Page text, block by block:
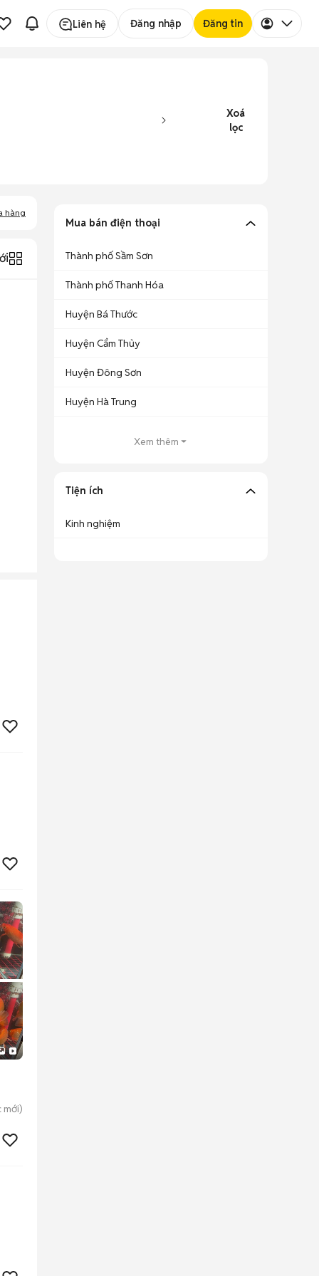
Liên hệ Đăng nhập Đăng tin
Xoá
lọc
hàng
mới)
Mua bán điện thoại
Thành phố Sầm Sơn
Thành phố Thanh Hóa
Huyện Bá Thước
Huyện Cẩm Thủy
Huyện Đông Sơn
Huyện Hà Trung
Xem thêm
Tiện ích
Kinh nghiệm